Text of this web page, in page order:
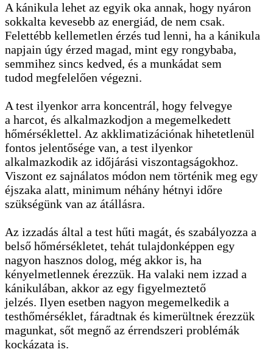
A kánikula lehet az egyik oka annak, hogy nyáron
sokkalta kevesebb az energiád, de nem csak.
Felettébb kellemetlen érzés tud lenni, ha a kánikula
napjain úgy érzed magad, mint egy rongybaba,
semmihez sincs kedved, és a munkádat sem
tudod megfelelően végezni.
A test ilyenkor arra koncentrál, hogy felvegye
a harcot, és alkalmazkodjon a megemelkedett
hőmérséklettel. Az akklimatizációnak hihetetlenül
fontos jelentősége van, a test ilyenkor
alkalmazkodik az időjárási viszontagságokhoz.
Viszont ez sajnálatos módon nem történik meg egy
éjszaka alatt, minimum néhány hétnyi időre
szükségünk van az átállásra.
Az izzadás által a test hűti magát, és szabályozza a
belső hőmérsékletet, tehát tulajdonképpen egy
nagyon hasznos dolog, még akkor is, ha
kényelmetlennek érezzük. Ha valaki nem izzad a
kánikulában, akkor az egy figyelmeztető
jelzés. Ilyen esetben nagyon megemelkedik a
testhőmérséklet, fáradtnak és kimerültnek érezzük
magunkat, sőt megnő az érrendszeri problémák
kockázata is.